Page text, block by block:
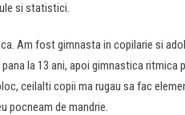
si statistici.
Am fost gimnasta in copilarie si
la 13 ani, apoi gimnastica ritmica
ceilalti copii ma rugau sa fac
pocneam de mandrie.